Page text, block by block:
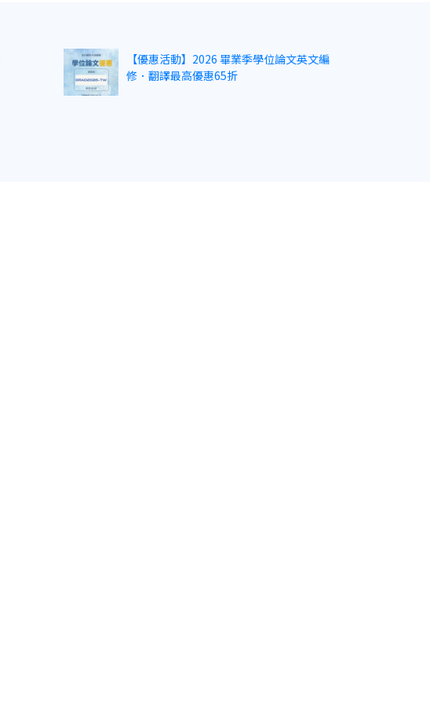
【優惠活動】2026 畢業季學位論文英文編
修．翻譯最高優惠65折